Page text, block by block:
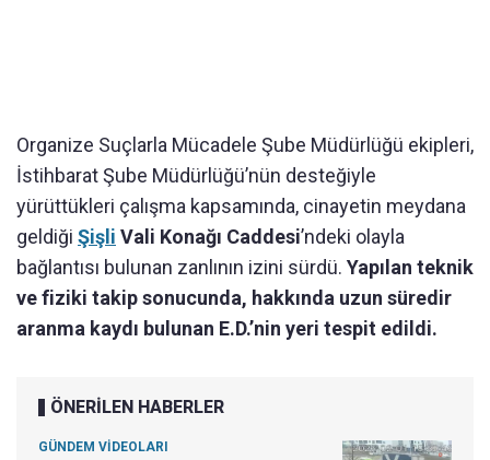
Organize Suçlarla Mücadele Şube Müdürlüğü ekipleri,
İstihbarat Şube Müdürlüğü’nün desteğiyle
yürüttükleri çalışma kapsamında, cinayetin meydana
geldiği Şişli Vali Konağı Caddesi’ndeki olayla
bağlantısı bulunan zanlının izini sürdü. Yapılan teknik
ve fiziki takip sonucunda, hakkında uzun süredir
aranma kaydı bulunan E.D.’nin yeri tespit edildi.
ÖNERİLEN HABERLER
GÜNDEM VİDEOLARI